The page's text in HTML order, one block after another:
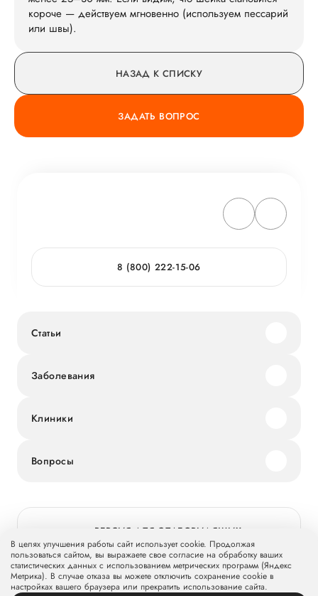
короче — действуем мгновенно (используем пессарий
или швы).
НАЗАД К СПИСКУ
ЗАДАТЬ ВОПРОС
8 (800) 222-15-06
Статьи
Заболевания
Клиники
Вопросы
© 2026 Группа компаний «Мать и дитя» МКПАО «МД Медикал
Груп»mcclinics.ru. Все права защищены. ООО «ХАВЕН» входит в
ВЕРСИЯ ДЛЯ СЛАБОВИДЯЩИХ
В целях улучшения работы сайт использует cookie. Продолжая
пользоваться сайтом, вы выражаете свое согласие на обработку ваших
статистических данных с использованием метрических программ (Яндекс
Метрика). В случае отказа вы можете отключить сохранение cookie в
настройках вашего браузера или прекратить использование сайта.